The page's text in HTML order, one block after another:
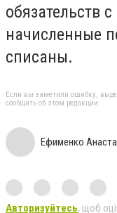
обязательств
начисленные
списаны.
Если вы заметили ошибку,
сообщить об этом редакции
Ефименко
Авторизуйтесь, щоб